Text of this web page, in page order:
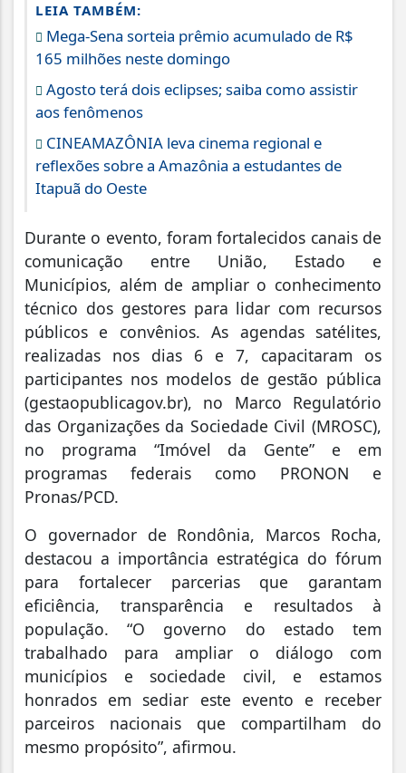
LEIA TAMBÉM:
Mega-Sena sorteia prêmio acumulado de R$
165 milhões neste domingo
Agosto terá dois eclipses; saiba como assistir
aos fenômenos
CINEAMAZÔNIA leva cinema regional e
reflexões sobre a Amazônia a estudantes de
Itapuã do Oeste
Durante o evento, foram fortalecidos canais de
comunicação entre União, Estado e
Municípios, além de ampliar o conhecimento
técnico dos gestores para lidar com recursos
públicos e convênios. As agendas satélites,
realizadas nos dias 6 e 7, capacitaram os
participantes nos modelos de gestão pública
(gestaopublicagov.br), no Marco Regulatório
das Organizações da Sociedade Civil (MROSC),
no programa “Imóvel da Gente” e em
programas federais como PRONON e
Pronas/PCD.
O governador de Rondônia, Marcos Rocha,
destacou a importância estratégica do fórum
para fortalecer parcerias que garantam
eficiência, transparência e resultados à
população. “O governo do estado tem
trabalhado para ampliar o diálogo com
municípios e sociedade civil, e estamos
honrados em sediar este evento e receber
parceiros nacionais que compartilham do
mesmo propósito”, afirmou.